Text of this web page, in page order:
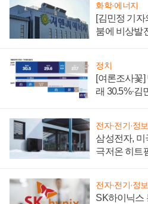
화학·에너지
[김민정 기자
붐에 비상발
정치
[여론조사꽃
래 30.5%·김
전자·전기·정
삼성전자,
극저온 히트
전자·전기·정
SK하이닉스